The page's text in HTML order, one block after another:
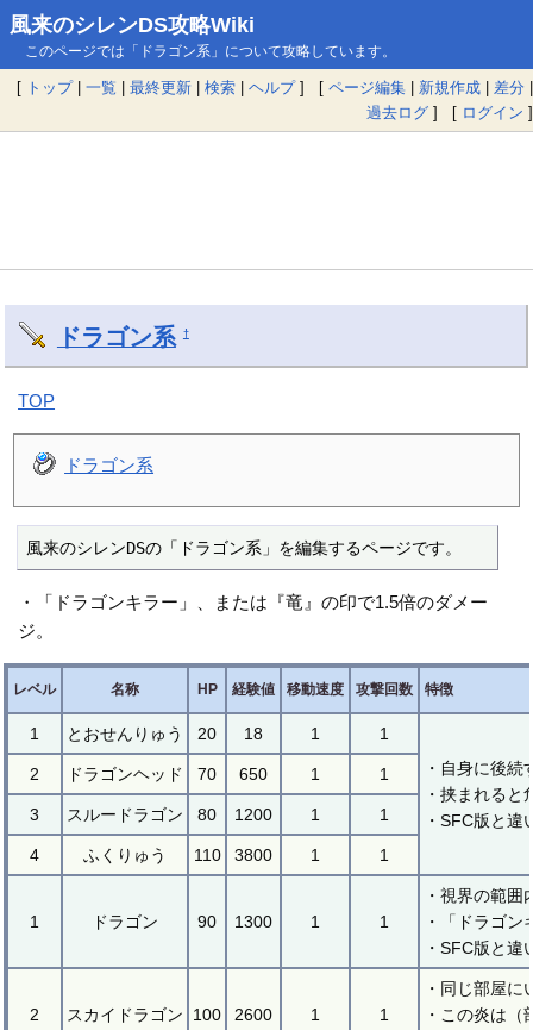
風来のシレンDS攻略Wiki
このページでは「ドラゴン系」について攻略しています。
[ トップ| 一覧 | 最終更新 | 検索 | ヘルプ] [ ページ編集 | 新規作成 | 差分 |
過去ログ ] [ ログイン ]
ドラゴン系 †
TOP
ドラゴン系
風来のシレンDSの「ドラゴン系」を編集するページです。
・「ドラゴンキラー」、または『竜』の印で1.5倍のダメー
ジ。
レベル 名称 HP 経験値 移動速度 攻撃回数 特徴
1 とおせんりゅう 20 18 1
1
・自身に後続
・挟まれる
・SFC版と違
2 ドラゴンヘッド 70 650 1 1
3 スルードラゴン 80 1200 1 1
4 ふくりゅう 110 3800 1 1
1 ドラゴン 90 1300 1 1
・視界の範
・「ドラゴ
・SFC版と
2 スカイドラゴン 100 2600 1 1
・同じ部屋
・この炎は